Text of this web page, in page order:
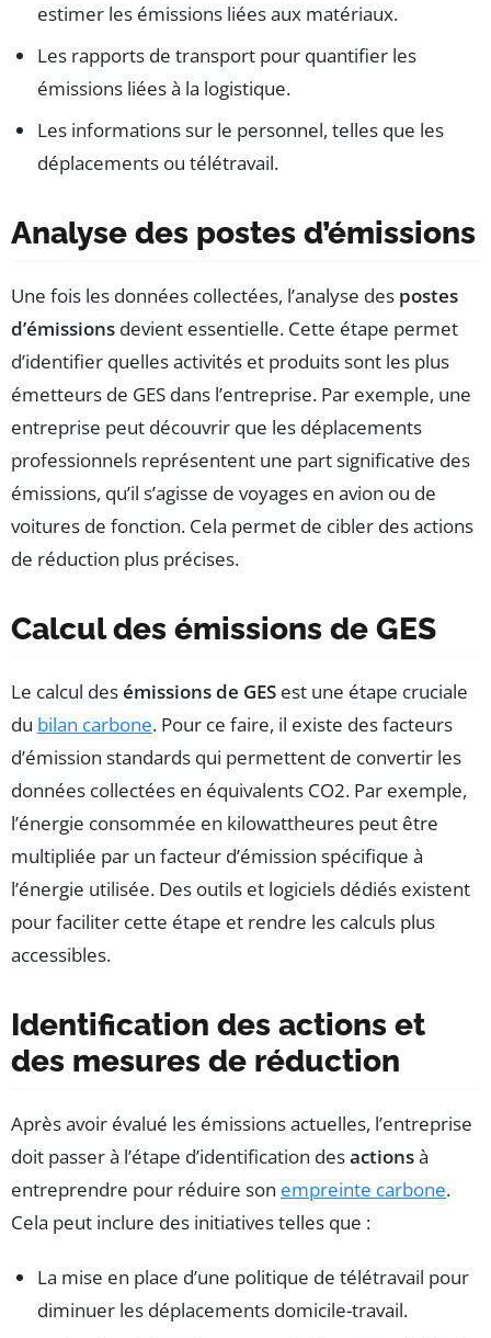
estimer les émissions liées aux matériaux.
Les rapports de transport pour quantifier les
émissions liées à la logistique.
Les informations sur le personnel, telles que les
déplacements ou télétravail.
Analyse des postes d’émissions
Une fois les données collectées, l’analyse des postes
d’émissions devient essentielle. Cette étape permet
d’identifier quelles activités et produits sont les plus
émetteurs de GES dans l’entreprise. Par exemple, une
entreprise peut découvrir que les déplacements
professionnels représentent une part significative des
émissions, qu’il s’agisse de voyages en avion ou de
voitures de fonction. Cela permet de cibler des actions
de réduction plus précises.
Calcul des émissions de GES
Le calcul desémissions de GES est une étape cruciale
du bilan carbone. Pour ce faire, il existe des facteurs
d’émission standards qui permettent de convertir les
données collectées en équivalents CO2. Par exemple,
l’énergie consommée en kilowattheures peut être
multipliée par un facteur d’émission spécifique à
l’énergie utilisée. Des outils et logiciels dédiés existent
pour faciliter cette étape et rendre les calculs plus
accessibles.
Identification des actions et
des mesures de réduction
Après avoir évalué les émissions actuelles, l’entreprise
doit passer à l’étape d’identification desactionsà
entreprendre pour réduire son empreinte carbone.
Cela peut inclure des initiatives telles que :
La mise en place d’une politique de télétravail pour
diminuer les déplacements domicile-travail.